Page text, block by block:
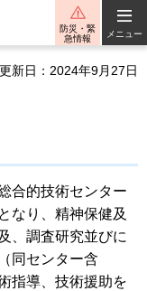
防災・緊
急情報
メニュー
更新日：2024年9月27日
合的技術センター
なり、精神保健及
、調査研究並びに
同センター含
指導、技術援助を